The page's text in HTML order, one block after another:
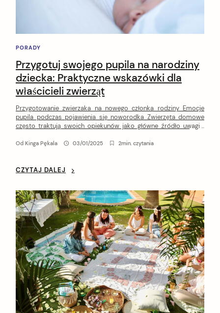
PORADY
Przygotuj swojego pupila na narodziny
dziecka: Praktyczne wskazówki dla
właścicieli zwierząt
Przygotowanie zwierzaka na nowego członka rodziny Emocje
pupila podczas pojawienia się noworodka Zwierzęta domowe
często traktują swoich opiekunów jako główne źródło uwagi i
nich sporym wyzwaniem. Psy i koty mają niezwykle czułe zmysły,
Od Kinga Pękala 03/01/2025 2min. czytania
CZYTAJ DALEJ